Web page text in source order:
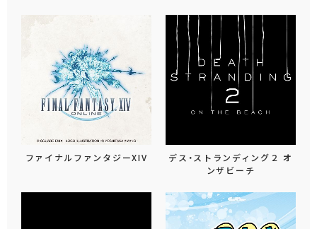
ファイナルファンタジーXIV
デス・ストランディング２ オ
ンザビーチ